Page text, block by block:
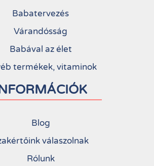
Babatervezés
Várandósság
Babával az élet
termékek, vitaminok
Blog
válaszolnak
Rólunk